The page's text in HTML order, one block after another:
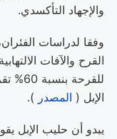
والإجهاد التأكسدي.
وفقا لدراسات
القرح والآفات
الإبل ( المصدر ).
يبدو أن حليب الإبل